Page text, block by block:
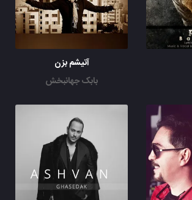
آتیشم بزن
بابک جهانبخش